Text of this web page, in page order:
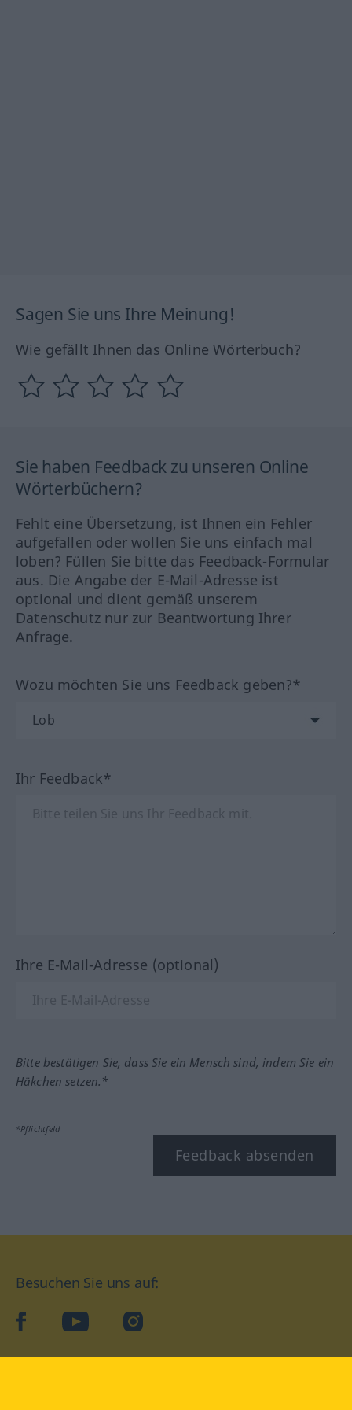
Sagen Sie uns Ihre Meinung!
Wie gefällt Ihnen das Online Wörterbuch?
Sie haben Feedback zu unseren Online
Wörterbüchern?
Fehlt eine Übersetzung, ist Ihnen ein Fehler
aufgefallen oder wollen Sie uns einfach mal
loben? Füllen Sie bitte das Feedback-Formular
aus. Die Angabe der E-Mail-Adresse ist
optional und dient gemäß unserem
Datenschutz nur zur Beantwortung Ihrer
Anfrage.
Wozu möchten Sie uns Feedback geben?*
Ihr Feedback*
Ihre E-Mail-Adresse (optional)
Bitte bestätigen Sie, dass Sie ein Mensch sind, indem Sie ein
Häkchen setzen.*
*Pflichtfeld
Feedback absenden
Besuchen Sie uns auf:
facebookYouTube Instagram